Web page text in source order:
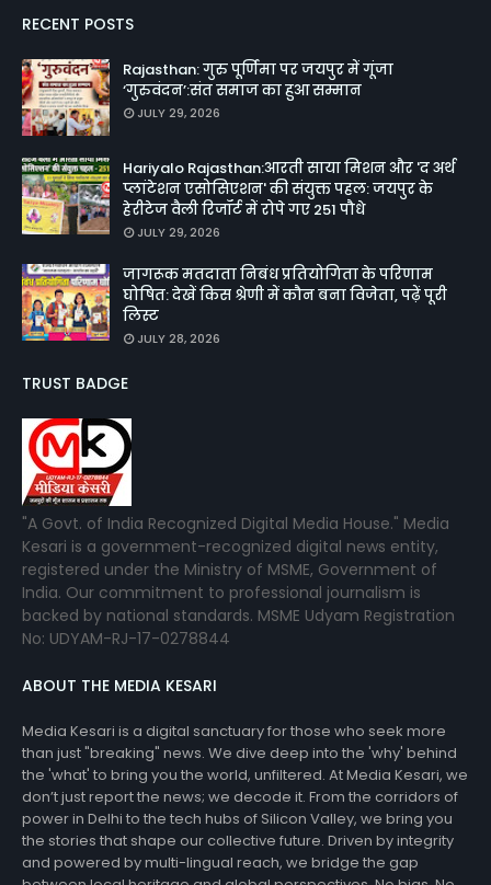
RECENT POSTS
Rajasthan: गुरु पूर्णिमा पर जयपुर में गूंजा
‘गुरुवंदन’:संत समाज का हुआ सम्मान
JULY 29, 2026
Hariyalo Rajasthan:आरती साया मिशन और 'द अर्थ
प्लांटेशन एसोसिएशन' की संयुक्त पहल: जयपुर के
हेरीटेज वैली रिजॉर्ट में रोपे गए 251 पौधे
JULY 29, 2026
जागरूक मतदाता निबंध प्रतियोगिता के परिणाम
घोषित: देखें किस श्रेणी में कौन बना विजेता, पढ़ें पूरी
लिस्ट
JULY 28, 2026
TRUST BADGE
"A Govt. of India Recognized Digital Media House." Media
Kesari is a government-recognized digital news entity,
registered under the Ministry of MSME, Government of
India. Our commitment to professional journalism is
backed by national standards. MSME Udyam Registration
No: UDYAM-RJ-17-0278844
ABOUT THE MEDIA KESARI
Media Kesari is a digital sanctuary for those who seek more
than just "breaking" news. We dive deep into the 'why' behind
the 'what' to bring you the world, unfiltered. At Media Kesari, we
don’t just report the news; we decode it. From the corridors of
power in Delhi to the tech hubs of Silicon Valley, we bring you
the stories that shape our collective future. Driven by integrity
and powered by multi-lingual reach, we bridge the gap